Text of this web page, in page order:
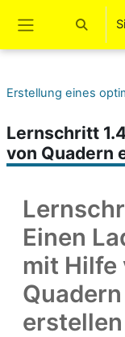
Website-
Lernschritt
von Quadern
Einen
mit Hilfe
Quadern
erstellen